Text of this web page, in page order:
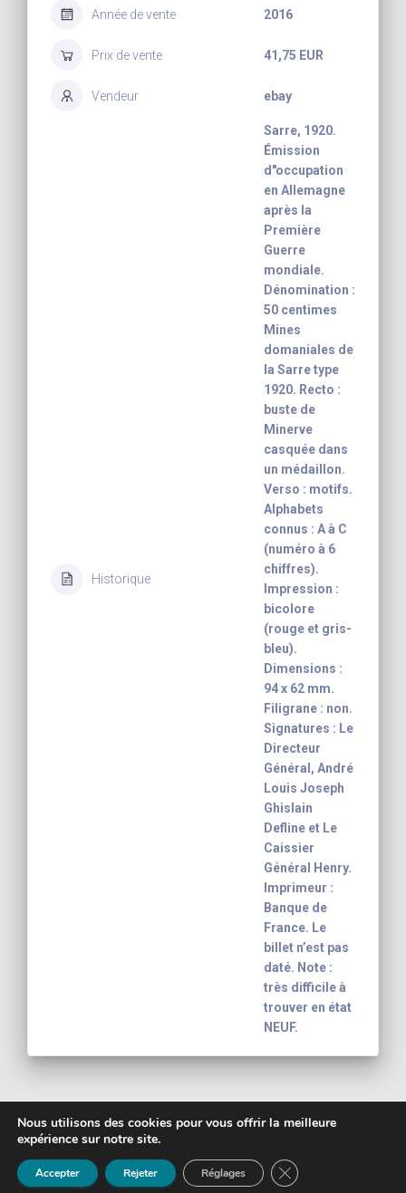
Année de vente 2016
Prix de vente 41,75 EUR
Vendeur ebay
Historique
Sarre, 1920.
Émission
d"occupation
en Allemagne
après la
Première
Guerre
mondiale.
Dénomination :
50 centimes
Mines
domaniales de
la Sarre type
1920. Recto :
buste de
Minerve
casquée dans
un médaillon.
Verso : motifs.
Alphabets
connus : A à C
(numéro à 6
chiffres).
Impression :
bicolore
(rouge et gris-
bleu).
Dimensions :
94 x 62 mm.
Filigrane : non.
Signatures : Le
Directeur
Général, André
Louis Joseph
Ghislain
Defline et Le
Caissier
Général Henry.
Imprimeur :
Banque de
France. Le
billet n’est pas
daté. Note :
très difficile à
trouver en état
NEUF.
Copyright 2003 - 2026
banknote inventory For your collection
Mentions légales
Nous utilisons des cookies pour vous offrir la meilleure
expérience sur notre site.
Accepter Rejeter Réglages FERMER LA